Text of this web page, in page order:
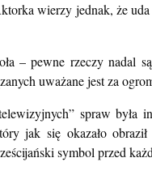
wierzy jednak, że
– pewne rzeczy nadal
uważane jest za
spraw była
jak się okazało
symbol przed